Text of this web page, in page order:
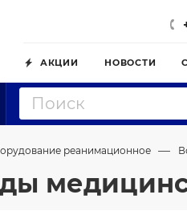
АКЦИИ НОВОСТИ
реанимационное —